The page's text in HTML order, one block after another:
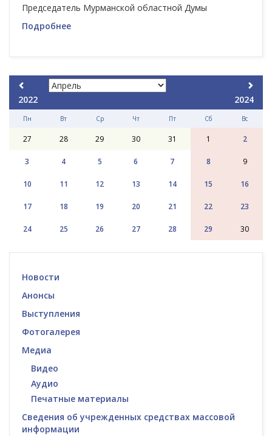
Председатель Мурманской областной Думы
Подробнее
2022 2024
Пн Вт Ср Чт Пт Сб Вс
27 28 29 30 31 1 2
3 4 5 6 7 8 9
10 11 12 13 14 15 16
17 18 19 20 21 22 23
24 25 26 27 28 29 30
Новости
Анонсы
Выступления
Фотогалерея
Медиа
Видео
Аудио
Печатные материалы
Сведения об учрежденных средствах массовой
информации